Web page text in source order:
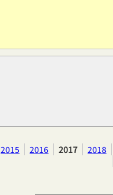
2015 2016 2017 2018